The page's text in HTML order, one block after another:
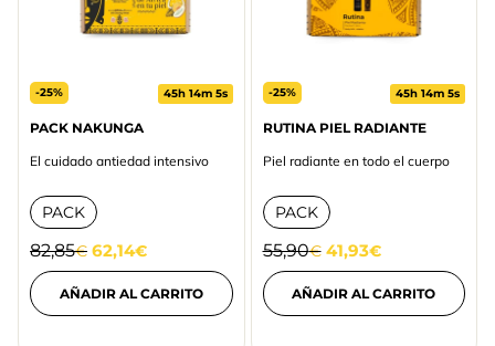
-25% 45h 14m 5s
PACK NAKUNGA
El cuidado antiedad intensivo
PACK
82,85€ 62,14€
AÑADIR AL CARRITO
-25% 45h 14m 5s
RUTINA PIEL RADIANTE
Piel radiante en todo el cuerpo
PACK
55,90€ 41,93€
AÑADIR AL CARRITO